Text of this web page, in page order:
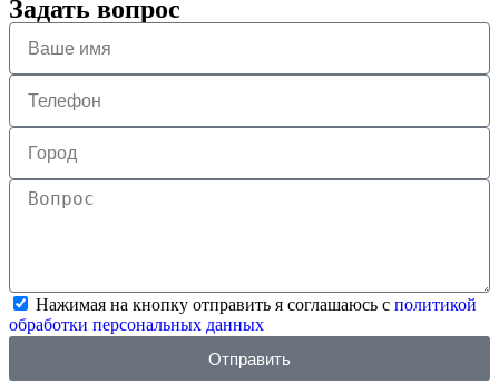
Задать вопрос
Нажимая на кнопку отправить я соглашаюсь с политикой
обработки персональных данных
Отправить